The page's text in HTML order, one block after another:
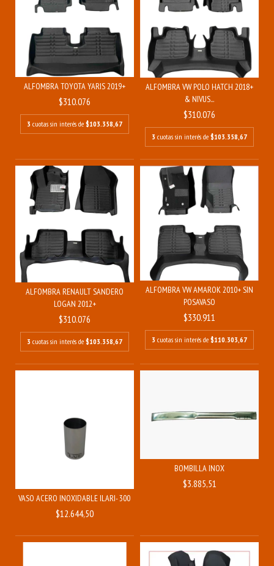
ALFOMBRA TOYOTA YARIS 2019+
$310.076
3 cuotas sin interés de $103.358,67
ALFOMBRA VW POLO HATCH 2018+
& NIVUS...
$310.076
3 cuotas sin interés de $103.358,67
ALFOMBRA RENAULT SANDERO
LOGAN 2012+
$310.076
3 cuotas sin interés de $103.358,67
ALFOMBRA VW AMAROK 2010+ SIN
POSAVASO
$330.911
3 cuotas sin interés de $110.303,67
VASO ACERO INOXIDABLE ILARI- 300 ML
$12.644,50
BOMBILLA INOX
$3.885,51